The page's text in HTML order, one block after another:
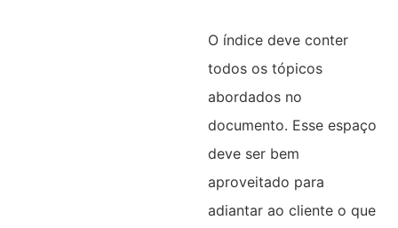
O índice deve conter
todos os tópicos
abordados no
documento. Esse espaço
deve ser bem
aproveitado para
adiantar ao cliente o que